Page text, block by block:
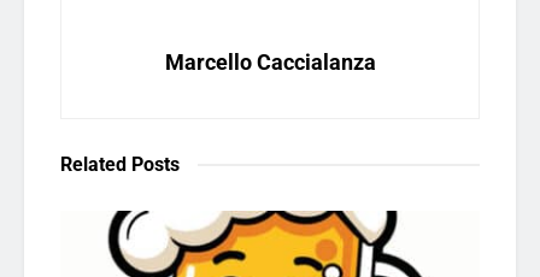
Marcello Caccialanza
Related Posts